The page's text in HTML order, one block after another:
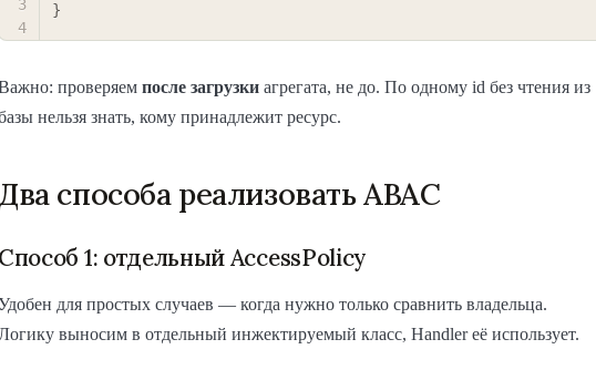
}
проверяем после загрузки агрегата, не до. По одному id без чтения из
нельзя знать, кому принадлежит ресурс.
способа реализовать ABAC
Способ 1: отдельный AccessPolicy
для простых случаев — когда нужно только сравнить владельца.
выносим в отдельный инжектируемый класс, Handler её использует.